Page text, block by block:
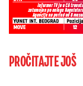
PROČITAJTE JOŠ